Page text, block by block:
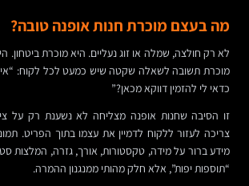
מה בעצם מוכרת חנות אופנה טובה?
לא רק חולצה, שמלה או זוג נעליים. היא מוכרת
מוכרת תשובה לשאלה שקטה שיש כמעט לכל לקוח: “איך
כדאי לי להזמין דווקא מכאן?”
זו הסיבה שחנות אופנה מצליחה לא נשענת רק על
צריכה לעזור ללקוח לדמיין את עצמו בתוך הפריט.
מידע ברור על מידה, טקסטורות, אורך, גזרה, המלצות
“תוספות יפות”, אלא חלק מהותי ממנגנון ההמרה.